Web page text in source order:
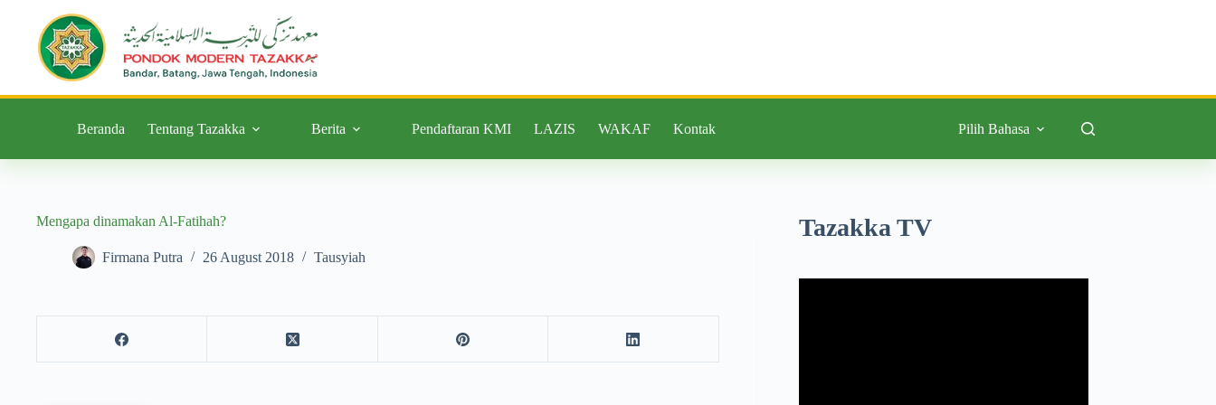
Beranda Tentang Tazakka Berita Pendaftaran KMI LAZIS WAKAF Kontak Pilih Bahasa
Mengapa dinamakan Al-Fatihah?
Firmana Putra 26 August 2018 Tausyiah
Tazakka TV